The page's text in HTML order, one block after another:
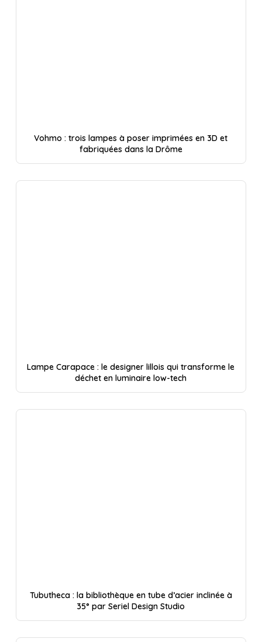
Vohmo : trois lampes à poser imprimées en 3D et
fabriquées dans la Drôme
Lampe Carapace : le designer lillois qui transforme le
déchet en luminaire low-tech
Tubutheca : la bibliothèque en tube d’acier inclinée à
35° par Seriel Design Studio